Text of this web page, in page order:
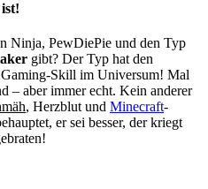
Ninja, PewDiePie und den Typ
gibt? Der Typ hat den
Skill im Universum! Mal
– aber immer echt. Kein anderer
, Herzblut und Minecraft-
er sei besser, der kriegt